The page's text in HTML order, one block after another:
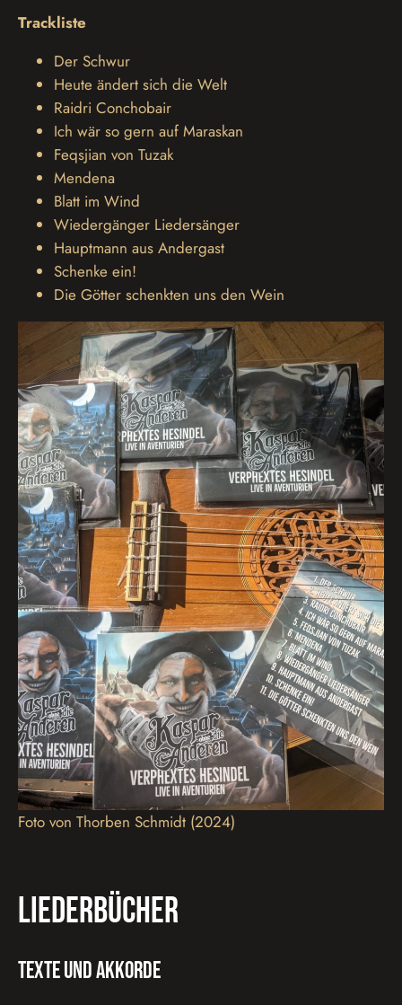
Trackliste
Der Schwur
Heute ändert sich die Welt
Raidri Conchobair
Ich wär so gern auf Maraskan
Feqsjian von Tuzak
Mendena
Blatt im Wind
Wiedergänger Liedersänger
Hauptmann aus Andergast
Schenke ein!
Die Götter schenkten uns den Wein
Foto von Thorben Schmidt (2024)
Liederbücher
Texte und Akkorde